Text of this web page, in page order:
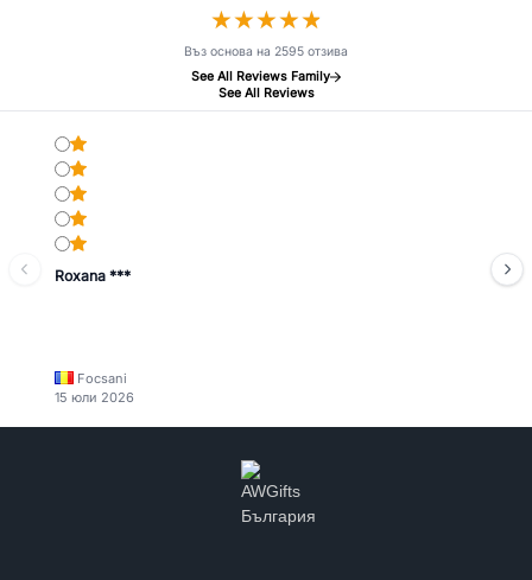
★★★★★
★★★★★
Въз основа на 2595 отзива
See All Reviews Family
See All Reviews
Roxana ***
Focsani
15 юли 2026